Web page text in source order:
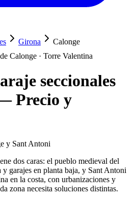
Girona
Calonge
Calonge · Torre Valentina
seccionales
Precio y
y Sant Antoni
dos caras: el pueblo medieval del
y garajes en planta baja, y Sant Antoni
en la costa, con urbanizaciones y
zona necesita soluciones distintas.